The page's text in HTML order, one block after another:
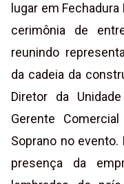
lugar em
cerimônia de
reunindo
da cadeia da
Diretor da
Gerente
Soprano no
presença da